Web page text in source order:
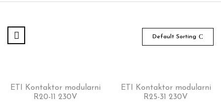
Default Sorting
ETI Kontaktor modularni
R20-11 230V
ETI Kontaktor modularni
R25-31 230V